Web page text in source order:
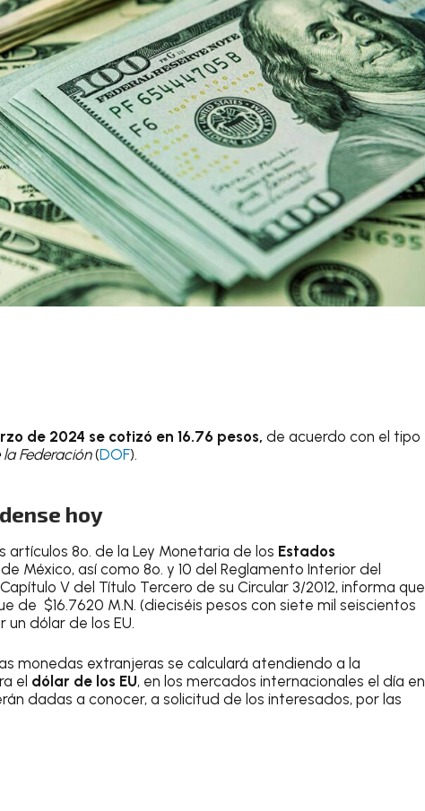
de 2024 se cotizó en 16.76 pesos, de acuerdo con el tipo
Federación(DOF).
hoy
artículos 8o. de la Ley Monetaria de los Estados
México, así como 8o. y 10 del Reglamento Interior del
V del Título Tercero de su Circular 3/2012, informa que
de $16.7620 M.N. (dieciséis pesos con siete mil seiscientos
dólar de los EU.
monedas extranjeras se calculará atendiendo a la
el dólar de los EU, en los mercados internacionales el día en
dadas a conocer, a solicitud de los interesados, por las